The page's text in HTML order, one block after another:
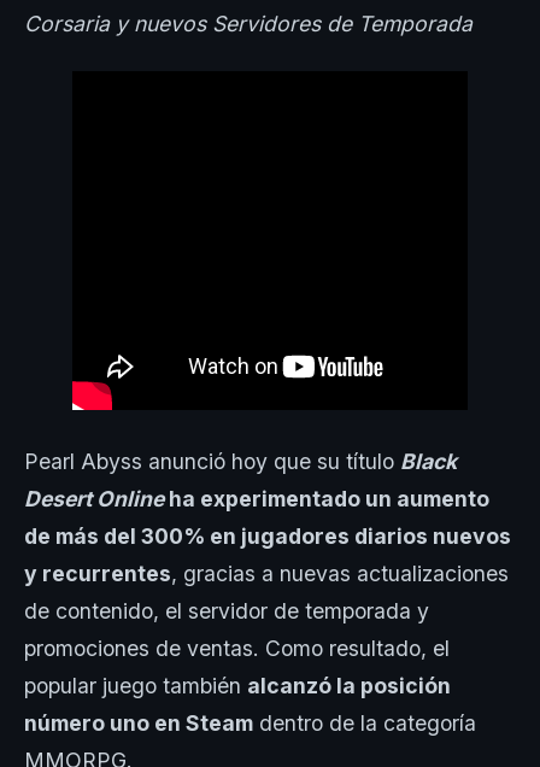
Corsaria y nuevos Servidores de Temporada
Pearl Abyss anunció hoy que su título Black
Desert Onlineha experimentado un aumento
de más del 300% en jugadores diarios nuevos
y recurrentes, gracias a nuevas actualizaciones
de contenido, el servidor de temporada y
promociones de ventas. Como resultado, el
popular juego también alcanzó la posición
número uno en Steam dentro de la categoría
MMORPG.